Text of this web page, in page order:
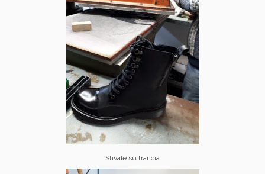
Stivale su trancia